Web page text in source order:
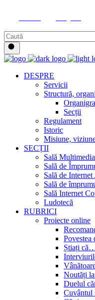
DESPRE
Servicii
Structură,
Secții
Regulament
Istoric
Misiune,
SECȚII
Sală Multimedia
Sală de
Sală de
Sală de
Sală Internet
Ludotecă
RUBRICI
Proiecte online
Povestea
Știați
Noutăți
Duelul
Cuvântul